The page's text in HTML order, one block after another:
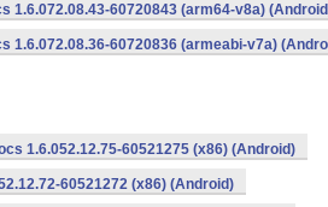
1.6.072.08.43-60720843 (arm64-v8a)
1.6.072.08.36-60720836 (armeabi-v7a)
1.6.052.12.75-60521275 (x86) (Android)
60521272 (x86) (Android)